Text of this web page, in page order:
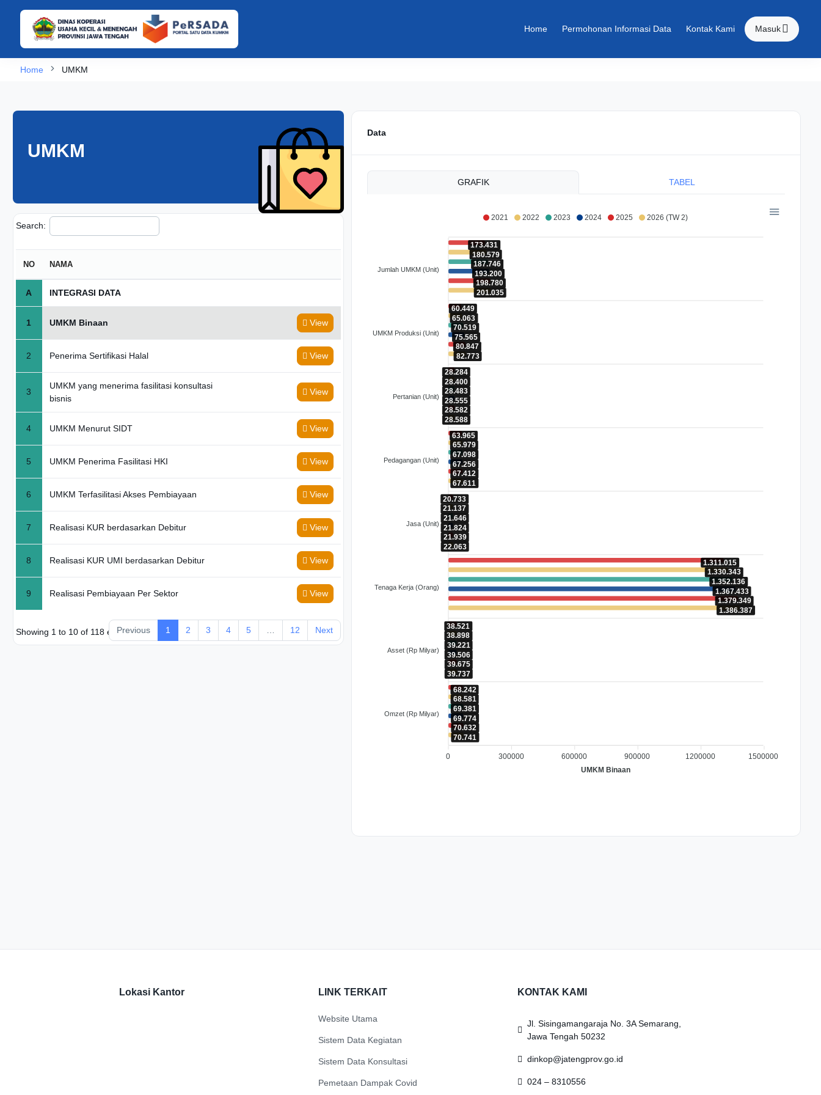
Home Permohonan Informasi Data Kontak Kami Masuk
Home UMKM
UMKM
Search:
NO NAMA
A INTEGRASI DATA
1 UMKM Binaan View
2 Penerima Sertifikasi Halal View
3
UMKM yang menerima fasilitasi konsultasi
bisnis
View
4 UMKM Menurut SIDT View
5 UMKM Penerima Fasilitasi HKI View
6 UMKM Terfasilitasi Akses Pembiayaan View
7 Realisasi KUR berdasarkan Debitur View
8 Realisasi KUR UMI berdasarkan Debitur View
9 Realisasi Pembiayaan Per Sektor View
Showing 1 to 10 of 118 entriesPrevious 1 2 3 4 5 … 12 Next
Data
GRAFIK TABEL
2021 2022 2023 2024 2025 2026 (TW 2)
173.431
60.449
28.284
63.965
20.733
1.311.015
38.521
68.242
180.579
65.063
28.400
65.979
21.137
1.330.343
38.898
68.581
187.746
70.519
28.483
67.098
21.646
1.352.136
39.221
69.381
193.200
75.565
28.555
67.256
21.824
1.367.433
39.506
69.774
198.780
80.847
28.582
67.412
21.939
1.379.349
39.675
70.632
201.035
82.773
28.588
67.611
22.063
1.386.387
39.737
70.741
Jumlah UMKM (Unit)
UMKM Produksi (Unit)
Pertanian (Unit)
Pedagangan (Unit)
Jasa (Unit)
Tenaga Kerja (Orang)
Asset (Rp Milyar)
Omzet (Rp Milyar)
1500000
1200000
900000
600000
300000
0
UMKM Binaan
Lokasi Kantor LINK TERKAIT
Website Utama
Sistem Data Kegiatan
Sistem Data Konsultasi
Pemetaan Dampak Covid
KONTAK KAMI
Jl. Sisingamangaraja No. 3A Semarang,
Jawa Tengah 50232
dinkop@jatengprov.go.id
024 – 8310556